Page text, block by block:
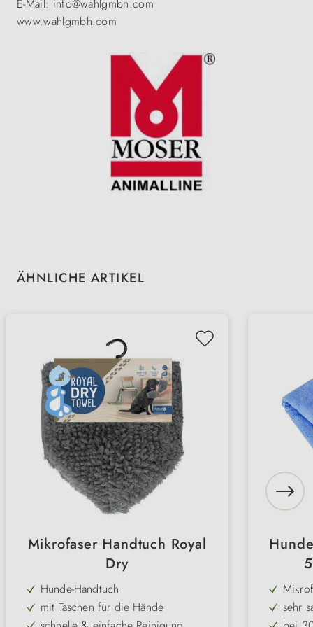
E-Mail: info@wahlgmbh.com
www.wahlgmbh.com
Produktgalerie überspringen
ÄHNLICHE ARTIKEL
Mikrofaser Handtuch Royal
Dry
Hunde-Handtuch
mit Taschen für die Hände
sehr